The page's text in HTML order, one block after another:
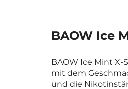
BAOW Ice
BAOW Ice Mint
mit dem
und die